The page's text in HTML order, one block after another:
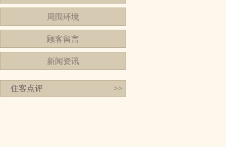
周围环境
顾客留言
新闻资讯
住客点评 >>